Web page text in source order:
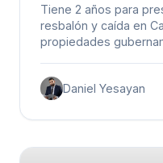
Tiene 2 años para
resbalón y caída en
propiedades
Daniel Yesayan